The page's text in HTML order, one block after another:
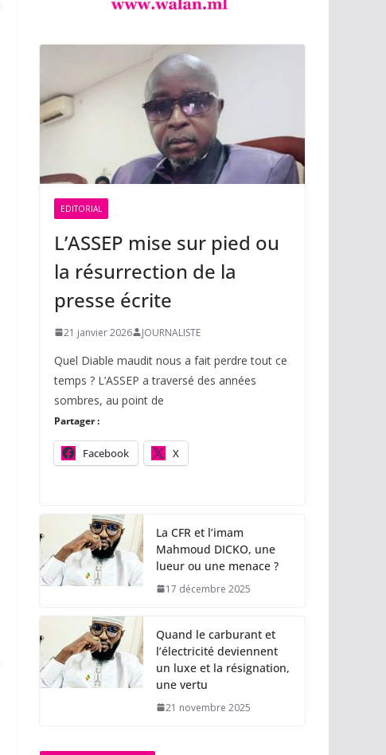
EDITORIAL
L’ASSEP mise sur pied ou
la résurrection de la
presse écrite
21 janvier 2026 JOURNALISTE
Quel Diable maudit nous a fait perdre tout ce
temps ? L’ASSEP a traversé des années
sombres, au point de
Partager :
Facebook X
La CFR et l’imam
Mahmoud DICKO, une
lueur ou une menace ?
17 décembre 2025
Quand le carburant et
l’électricité deviennent
un luxe et la résignation,
une vertu
21 novembre 2025